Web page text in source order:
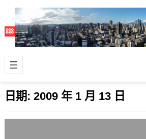
日期: 2009 年 1 月 13 日